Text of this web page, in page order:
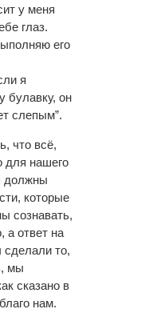
у меня
глаз.
его
я
булавку, он
слепым”.
что всё,
для нашего
должны
которые
сознавать,
а ответ на
сделали то,
мы
сказано в
нам.